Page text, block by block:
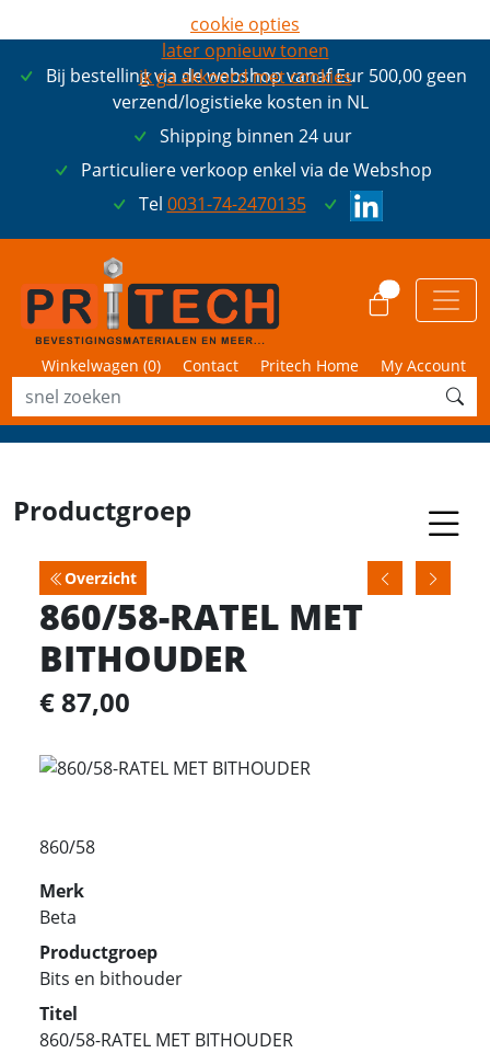
Bij bestelling via de webshop vanaf Eur 500,00 geen
verzend/logistieke kosten in NL
Shipping binnen 24 uur
Particuliere verkoop enkel via de Webshop
Tel 0031-74-2470135
Winkelwagen (0) Contact Pritech Home My Account
Productgroep
Overzicht
860/58-RATEL MET
BITHOUDER
€ 87,00
860/58
Merk
Beta
Productgroep
Bits en bithouder
Titel
860/58-RATEL MET BITHOUDER
cookie opties
later opnieuw tonen
ik ga akkoord met cookies